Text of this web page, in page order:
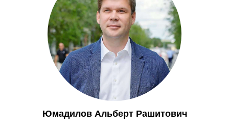
Юмадилов Альберт Рашитович